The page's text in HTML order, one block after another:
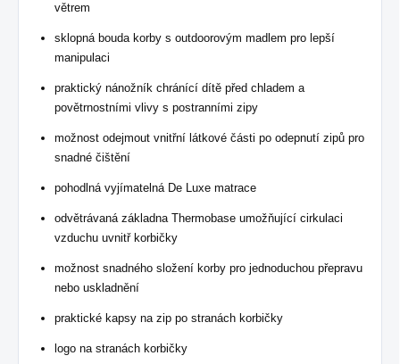
větrem
sklopná bouda korby s outdoorovým madlem pro lepší
manipulaci
praktický nánožník chránící dítě před chladem a
povětrnostními vlivy s postranními zipy
možnost odejmout vnitřní látkové části po odepnutí zipů pro
snadné čištění
pohodlná vyjímatelná De Luxe matrace
odvětrávaná základna Thermobase umožňující cirkulaci
vzduchu uvnitř korbičky
možnost snadného složení korby pro jednoduchou přepravu
nebo uskladnění
praktické kapsy na zip po stranách korbičky
logo na stranách korbičky